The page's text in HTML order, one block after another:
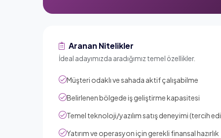
Aranan Nitelikler
İdeal adayımızda aradığımız temel özellikler.
Müşteri odaklı ve sahada aktif çalışabilme
Belirlenen bölgede iş geliştirme kapasitesi
Temel teknoloji/yazılım satış deneyimi (tercih
Yatırım ve operasyon için gerekli finansal hazırlık